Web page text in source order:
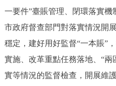
一要件”臺賬管理、閉環落實
市政府督查部門對落實情況開
穩定，建好用好監督“一本賬”
實施、改革重點任務落地、“兩
實等情況的監督檢查，開展維